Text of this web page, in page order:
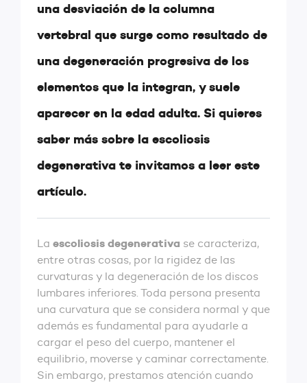
una desviación de la columna
vertebral que surge como resultado de
una degeneración progresiva de los
elementos que la integran, y suele
aparecer en la edad adulta. Si quieres
saber más sobre la escoliosis
degenerativa te invitamos a leer este
artículo.
La escoliosis degenerativa se caracteriza,
entre otras cosas, por la rigidez de las
curvaturas y la degeneración de los discos
lumbares inferiores. Toda persona presenta
una curvatura que se considera normal y que
además es fundamental para ayudarle a
cargar el peso del cuerpo, mantener el
equilibrio, moverse y caminar correctamente.
Sin embargo, prestamos atención cuando